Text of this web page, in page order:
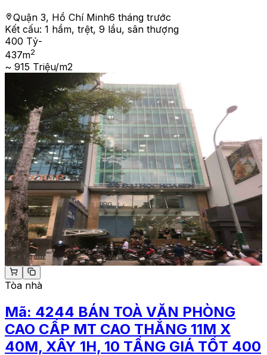
Quận 3, Hồ Chí Minh6 tháng trước
Kết cấu: 1 hầm, trệt, 9 lầu, sân thượng
400 Tỷ-
437m2
~ 915 Triệu/m2
Tòa nhà
Mã: 4244 BÁN TOÀ VĂN PHÒNG
CAO CẤP MT CAO THẮNG 11M X
40M, XÂY 1H, 10 TẦNG GIÁ TỐT 400